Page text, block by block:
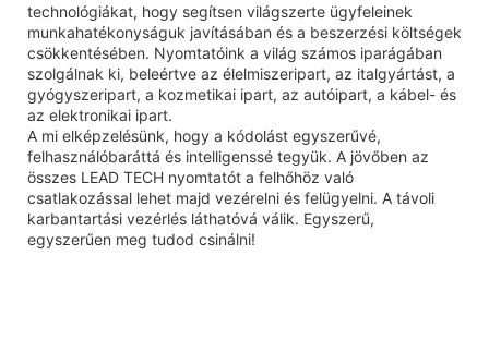
technológiákat, hogy segítsen világszerte ügyfeleinek
munkahatékonyságuk javításában és a beszerzési költségek
csökkentésében. Nyomtatóink a világ számos iparágában
szolgálnak ki, beleértve az élelmiszeripart, az italgyártást, a
gyógyszeripart, a kozmetikai ipart, az autóipart, a kábel- és
az elektronikai ipart.
A mi elképzelésünk, hogy a kódolást egyszerűvé,
felhasználóbaráttá és intelligenssé tegyük. A jövőben az
összes LEAD TECH nyomtatót a felhőhöz való
csatlakozással lehet majd vezérelni és felügyelni. A távoli
karbantartási vezérlés láthatóvá válik. Egyszerű,
egyszerűen meg tudod csinálni!